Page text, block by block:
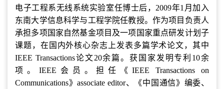
电子工程系无线系统实验室任博士后，2009年1月加入
东南大学信息科学与工程学院任教授。作为项目负责人
承担多项国家自然基金项目及一项国家重点研发计划子
课题，在国内外核心杂志上发表多篇学术论文，其中
IEEE Transactions论文20余篇。获国家发明专利10余
项。IEEE会员。担任《IEEE Transactions on
Communications》associate editor、《中国通信》编委、